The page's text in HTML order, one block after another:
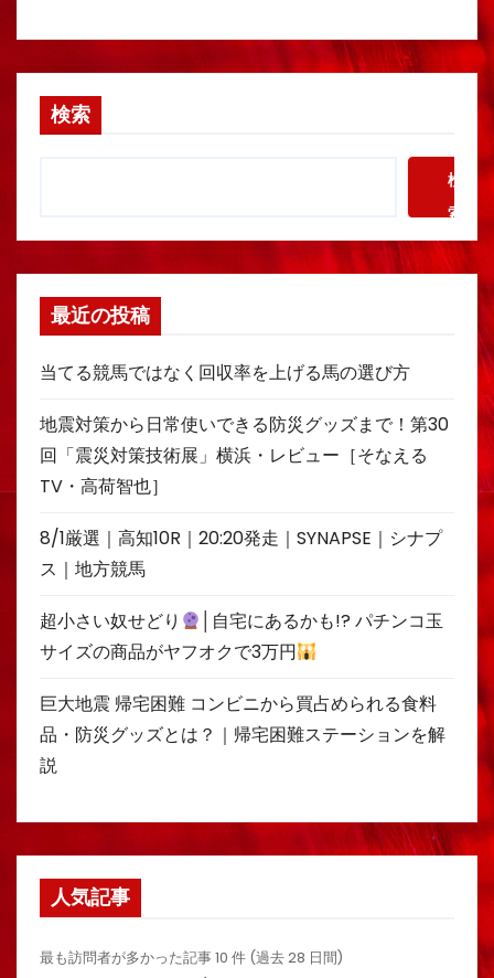
検索
検
索
最近の投稿
当てる競馬ではなく回収率を上げる馬の選び方
地震対策から日常使いできる防災グッズまで！第30
回「震災対策技術展」横浜・レビュー［そなえる
TV・高荷智也］
8/1厳選｜高知10R｜20:20発走｜SYNAPSE｜シナプ
ス｜地方競馬
超小さい奴せどり
│自宅にあるかも!? パチンコ玉
サイズの商品がヤフオクで3万円
巨大地震 帰宅困難 コンビニから買占められる食料
品・防災グッズとは？｜帰宅困難ステーションを解
説
人気記事
最も訪問者が多かった記事 10 件 (過去 28 日間)